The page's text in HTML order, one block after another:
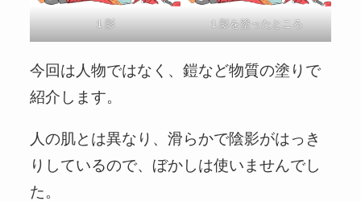
１影 １影を塗ったところ
今回は人物ではなく、鎧など物質の塗りで
紹介します。
人の肌とは異なり、滑らかで陰影がはっき
りしているので、ぼかしは使いませんでし
た。